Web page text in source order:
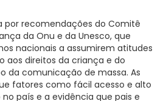
por recomendações do Comitê
da Onu e da Unesco, que
nacionais a assumirem atitudes
aos direitos da criança e do
da comunicação de massa. As
fatores como fácil acesso e alto
país e a evidência que pais e